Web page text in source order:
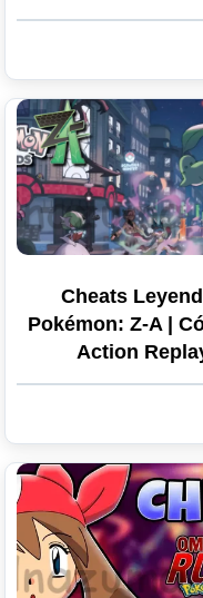
Cheats
Pokémon: Z-A |
Action